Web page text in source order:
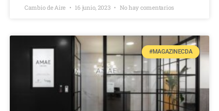
Cambio de Aire 16 junio, 2023 No hay comentarios
#MAGAZINECDA